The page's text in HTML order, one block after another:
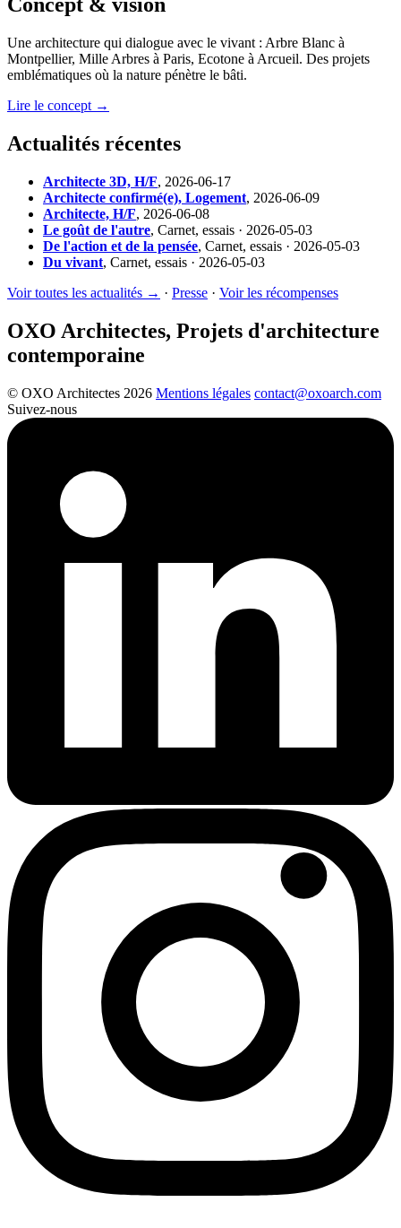
Concept & vision
Une architecture qui dialogue avec le vivant : Arbre Blanc à
Montpellier, Mille Arbres à Paris, Ecotone à Arcueil. Des projets
emblématiques où la nature pénètre le bâti.
Lire le concept →
Actualités récentes
Architecte 3D, H/F, 2026-06-17
Architecte confirmé(e), Logement, 2026-06-09
Architecte, H/F, 2026-06-08
Le goût de l'autre, Carnet, essais · 2026-05-03
De l'action et de la pensée, Carnet, essais · 2026-05-03
Du vivant, Carnet, essais · 2026-05-03
Voir toutes les actualités → · Presse · Voir les récompenses
OXO Architectes, Projets d'architecture
contemporaine
© OXO Architectes 2026 Mentions légales contact@oxoarch.com
Suivez-nous